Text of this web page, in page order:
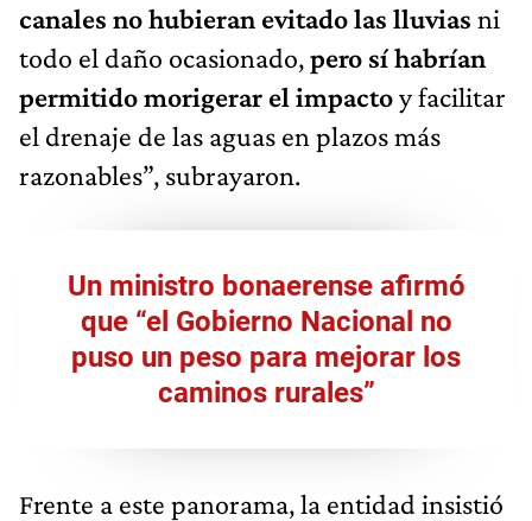
canales no hubieran evitado las lluvias ni
todo el daño ocasionado,pero sí habrían
permitido morigerar el impactoy facilitar
el drenaje de las aguas en plazos más
razonables”, subrayaron.
Un ministro bonaerense afirmó
que “el Gobierno Nacional no
puso un peso para mejorar los
caminos rurales”
Frente a este panorama, la entidad insistió